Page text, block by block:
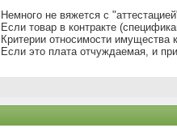
Немного не вяжется с
Если товар в контракте
Критерии относимости имущества
Если это плата отчуждаемая, и